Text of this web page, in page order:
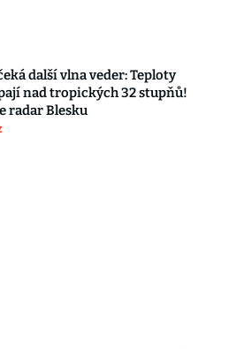
další vlna veder: Teploty
nad tropických 32 stupňů!
radar Blesku